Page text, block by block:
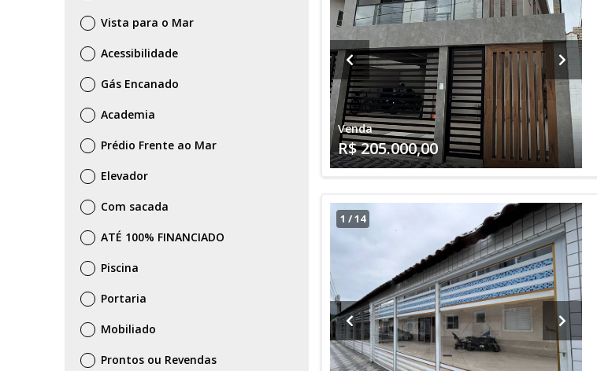
Vista para o Mar
Acessibilidade
Gás Encanado
Academia
Prédio Frente ao Mar
Elevador
Com sacada
ATÉ 100% FINANCIADO
Piscina
Portaria
Mobiliado
Prontos ou Revendas
Venda
R$ 205.000,00
1 /14